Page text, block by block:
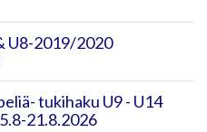
U8-2019/2020
tukihaku U9 - U14
21.8.2026